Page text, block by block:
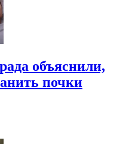
объяснили,
почки